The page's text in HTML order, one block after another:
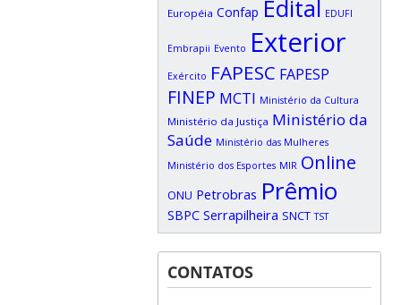
Européia Confap Edital EDUFI
Embrapii Evento Exterior
Exército FAPESC FAPESP
FINEP MCTI Ministério da Cultura
Ministério da Justiça Ministério da
Saúde Ministério das Mulheres
Ministério dos Esportes MIR Online
ONU Petrobras Prêmio
SBPC Serrapilheira SNCT TST
CONTATOS